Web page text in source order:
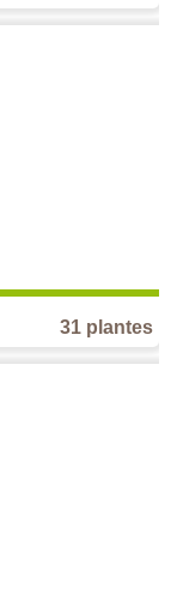
31 plantes